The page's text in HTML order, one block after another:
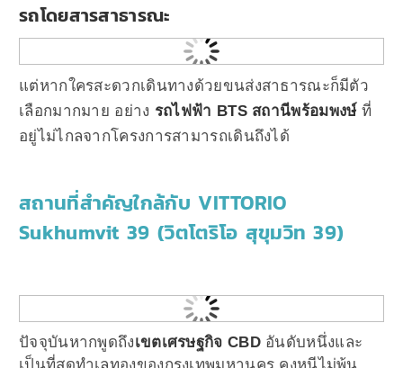
รถโดยสารสาธารณะ
แต่หากใครสะดวกเดินทางด้วยขนส่งสาธารณะก็มีตัว
เลือกมากมาย อย่าง รถไฟฟ้า BTS สถานีพร้อมพงษ์ ที่
อยู่ไม่ไกลจากโครงการสามารถเดินถึงได้
สถานที่สำคัญใกล้กับ VITTORIO
Sukhumvit 39 (วิตโตริโอ สุขุมวิท 39)
ปัจจุบันหากพูดถึงเขตเศรษฐกิจ CBDอันดับหนึ่งและ